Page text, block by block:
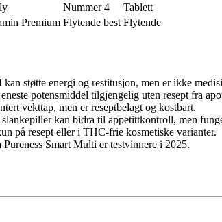
Nummer 4
Tablett
Premium Flytende best Flytende
kan støtte energi og restitusjon, men er ikke
potensmiddel tilgjengelig uten resept fra
vekttap, men er reseptbelagt og kostbart.
kan bidra til appetittkontroll, men
på resept eller i THC-frie kosmetiske varianter.
Pureness Smart Multi er testvinnere i 2025.